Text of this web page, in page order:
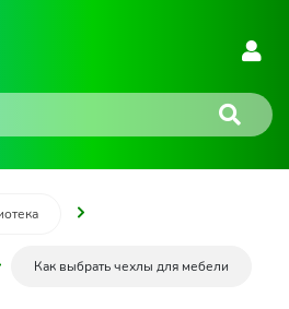
Как выбрать чехлы для мебели